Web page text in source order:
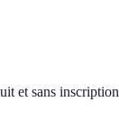
et sans inscription